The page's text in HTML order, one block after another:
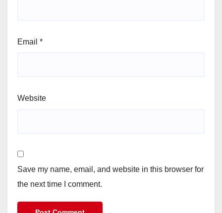
Email *
Website
Save my name, email, and website in this browser for
the next time I comment.